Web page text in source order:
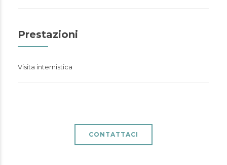
Prestazioni
Visita internistica
CONTATTACI